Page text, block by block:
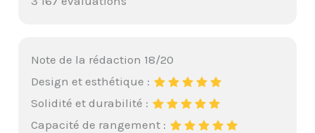
Note de la rédaction 18/20
Design et esthétique :
Solidité et durabilité :
Capacité de rangement :